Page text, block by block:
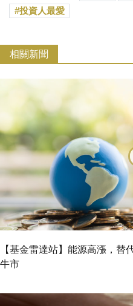
投資人最愛
相關新聞
【基金雷達站】能源高漲，替
牛市